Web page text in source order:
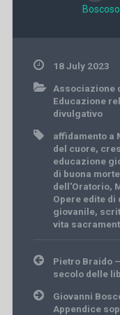
18 July 2023
Associazione
Educazione
divulgativo
affidamento a
del cuore,
educazione
di buona morte
dell'Oratorio,
Opere edite di
giovanile,
vita
Post
navigation
Pietro Braido
secolo delle
Giovanni
Appendice